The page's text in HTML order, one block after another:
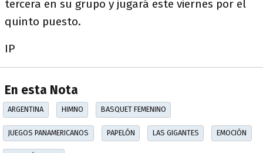
tercera en su grupo y jugará este viernes por el
quinto puesto.
IP
En esta Nota
ARGENTINA HIMNO BASQUET FEMENINO
JUEGOS PANAMERICANOS PAPELÓN LAS GIGANTES EMOCIÓN